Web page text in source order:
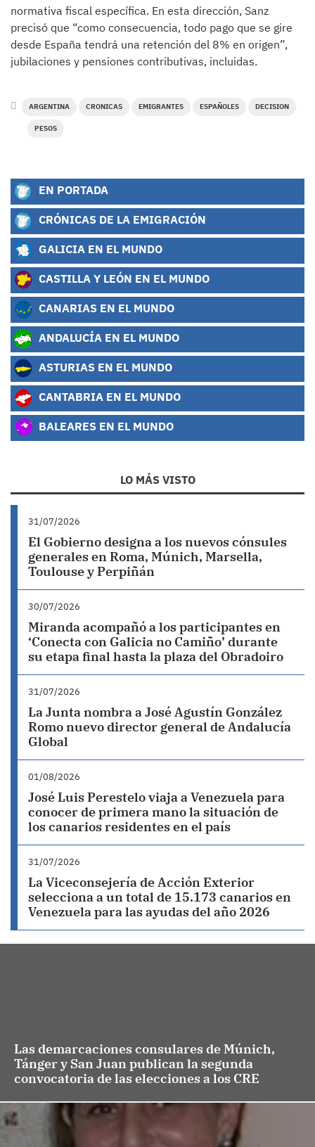
normativa fiscal específica. En esta dirección, Sanz
precisó que “como consecuencia, todo pago que se gire
desde España tendrá una retención del 8% en origen”,
jubilaciones y pensiones contributivas, incluidas.
ARGENTINA CRONICAS EMIGRANTES ESPAÑOLES DECISION
PESOS
EN PORTADA
CRÓNICAS DE LA EMIGRACIÓN
GALICIA EN EL MUNDO
CASTILLA Y LEÓN EN EL MUNDO
CANARIAS EN EL MUNDO
ANDALUCÍA EN EL MUNDO
ASTURIAS EN EL MUNDO
CANTABRIA EN EL MUNDO
BALEARES EN EL MUNDO
LO MÁS VISTO
31/07/2026
El Gobierno designa a los nuevos cónsules
generales en Roma, Múnich, Marsella,
Toulouse y Perpiñán
30/07/2026
Miranda acompañó a los participantes en
‘Conecta con Galicia no Camiño’ durante
su etapa final hasta la plaza del Obradoiro
31/07/2026
La Junta nombra a José Agustín González
Romo nuevo director general de Andalucía
Global
01/08/2026
José Luis Perestelo viaja a Venezuela para
conocer de primera mano la situación de
los canarios residentes en el país
31/07/2026
La Viceconsejería de Acción Exterior
selecciona a un total de 15.173 canarios en
Venezuela para las ayudas del año 2026
Las demarcaciones consulares de Múnich,
Tánger y San Juan publican la segunda
convocatoria de las elecciones a los CRE